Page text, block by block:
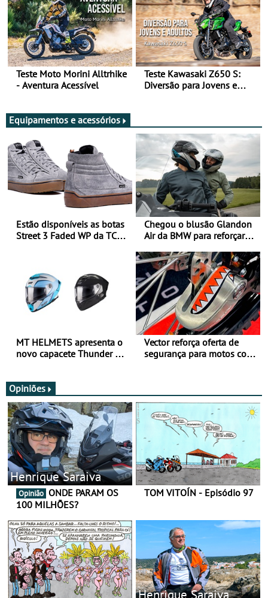
Teste Moto Morini Alltrhike
- Aventura Acessível
Teste Kawasaki Z650 S:
Diversão para Jovens e
Equipamentos e acessórios
Estão disponíveis as botas
Street 3 Faded WP da TCX
Chegou o blusão Glandon
Air da BMW para reforçar
verão
MT HELMETS apresenta o
novo capacete Thunder 4 R
Vector reforça oferta de
segurança para motos com
Opiniões
Henrique Saraiva
Opinião
100 MILHÕES?
TOM VITOÍN - Episódio 97
Henrique Saraiva